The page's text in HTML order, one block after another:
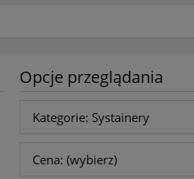
Opcje przeglądania
Kategorie: Systainery
Cena: (wybierz)